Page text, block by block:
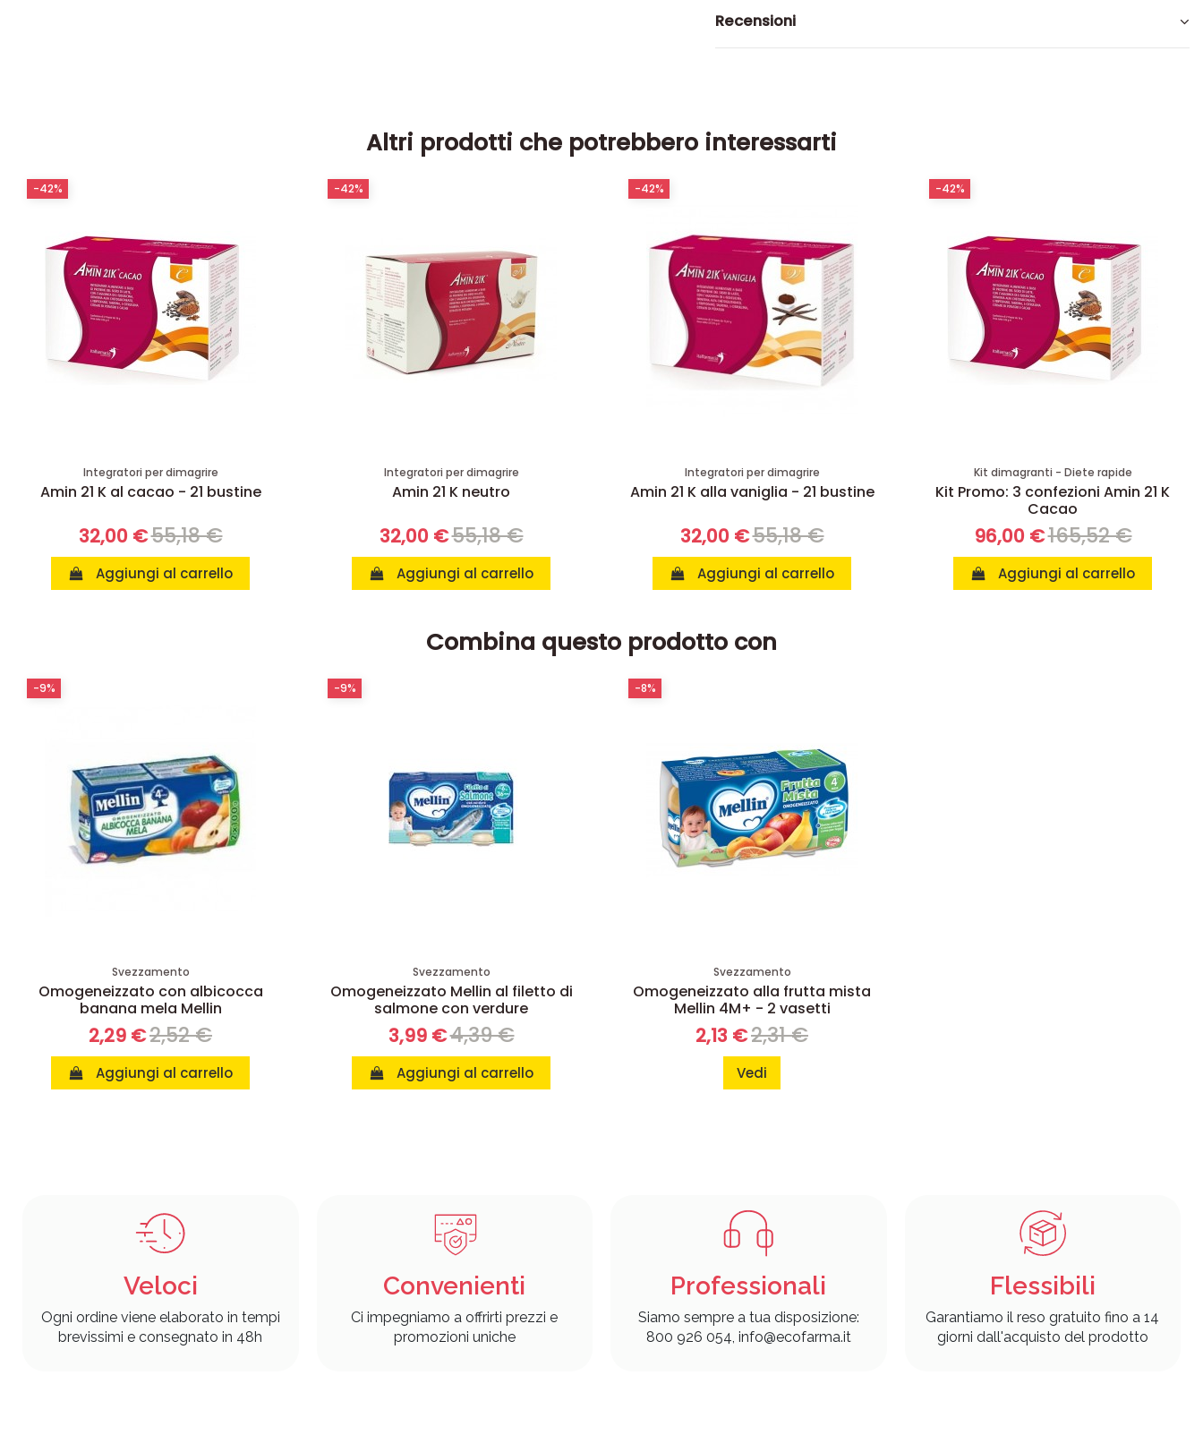
Recensioni
Altri prodotti che potrebbero interessarti
Integratori per dimagrire
Amin 21 K al cacao - 21 bustine
32,00 €55,18 €
Aggiungi al carrello
-42%
Integratori per dimagrire
Amin 21 K neutro
32,00 €55,18 €
Aggiungi al carrello
-42%
Integratori per dimagrire
Amin 21 K alla vaniglia - 21 bustine
32,00 €55,18 €
Aggiungi al carrello
-42%
Kit dimagranti - Diete rapide
Kit Promo: 3 confezioni Amin 21 K
Cacao
96,00 €165,52 €
Aggiungi al carrello
-42%
Combina questo prodotto con
Svezzamento
Omogeneizzato con albicocca
banana mela Mellin
2,29 €2,52 €
Aggiungi al carrello
-9%
Svezzamento
Omogeneizzato Mellin al filetto di
salmone con verdure
3,99 €4,39 €
Aggiungi al carrello
-9%
Svezzamento
Omogeneizzato alla frutta mista
Mellin 4M+ - 2 vasetti
2,13 €2,31 €
Vedi
-8%
Veloci
Ogni ordine viene elaborato in tempi
brevissimi e consegnato in 48h
Convenienti
Ci impegniamo a offrirti prezzi e
promozioni uniche
Professionali
Siamo sempre a tua disposizione:
800 926 054, info@ecofarma.it
Flessibili
Garantiamo il reso gratuito fino a 14
giorni dall'acquisto del prodotto